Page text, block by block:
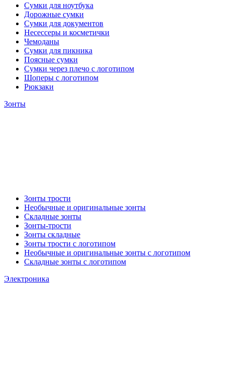
Сумки для ноутбука
Дорожные сумки
Сумки для документов
Несессеры и косметички
Чемоданы
Сумки для пикника
Поясные сумки
Сумки через плечо с логотипом
Шоперы с логотипом
Рюкзаки
Зонты
Зонты трости
Необычные и оригинальные зонты
Складные зонты
Зонты-трости
Зонты складные
Зонты трости с логотипом
Необычные и оригинальные зонты с логотипом
Складные зонты с логотипом
Электроника